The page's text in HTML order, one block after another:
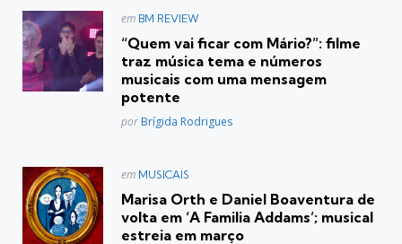
Postado
em
em BM REVIEW
“Quem vai ficar com Mário?”: filme
traz música tema e números
musicais com uma mensagem
potente
Posted
por Brígida Rodrigues
Postado
em
em MUSICAIS
Marisa Orth e Daniel Boaventura de
volta em ‘A Familia Addams’; musical
estreia em março